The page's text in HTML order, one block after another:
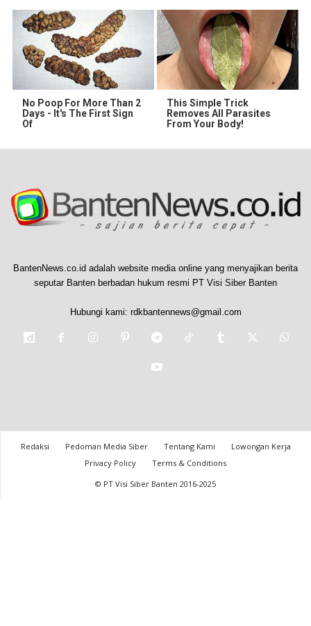
No Poop For More Than 2
Days - It's The First Sign
Of
This Simple Trick
Removes All Parasites
From Your Body!
BantenNews.co.id adalah website media online yang menyajikan berita
seputar Banten berbadan hukum resmi PT Visi Siber Banten
Hubungi kami: rdkbantennews@gmail.com
Redaksi Pedoman Media Siber Tentang Kami
Lowongan Kerja
Privacy Policy
Terms & Conditions
© PT Visi Siber Banten 2016-2025